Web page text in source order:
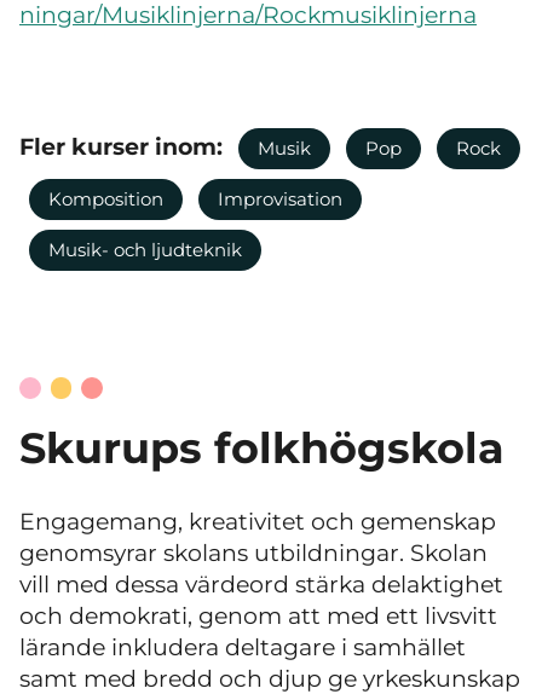
ningar/Musiklinjerna/Rockmusiklinjerna
Fler kurser inom: Musik Pop Rock
Komposition Improvisation
Musik- och ljudteknik
Skurups folkhögskola
Engagemang, kreativitet och gemenskap
genomsyrar skolans utbildningar. Skolan
vill med dessa värdeord stärka delaktighet
och demokrati, genom att med ett livsvitt
lärande inkludera deltagare i samhället
samt med bredd och djup ge yrkeskunskap